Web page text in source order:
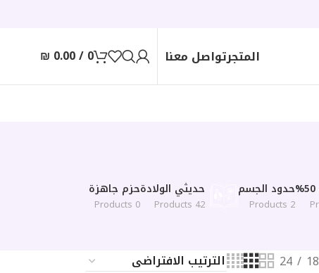
المتجرتواصل معنا 0
/
₪ 0.00
حدود الجسم
2 Products
حديثي الولادة
42 Products
حزم جاهزة
0 Products
18
24